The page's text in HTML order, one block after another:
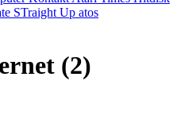
STraight Up atos
(2)